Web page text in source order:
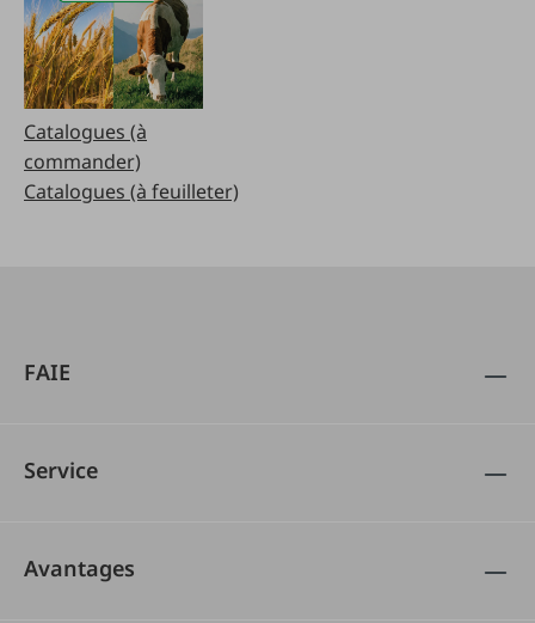
Catalogues (à
commander)
Catalogues (à feuilleter)
FAIE
Service
Avantages